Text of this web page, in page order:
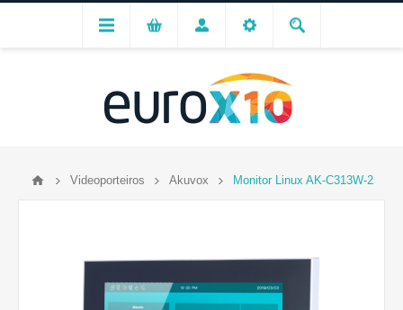
Videoporteiros Akuvox Monitor Linux AK-C313W-2